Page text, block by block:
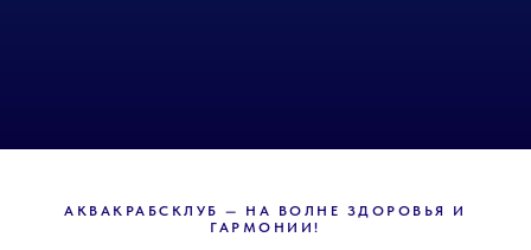
АКВАКРАБСКЛУБ — НА ВОЛНЕ ЗДОРОВЬЯ И
ГАРМОНИИ!